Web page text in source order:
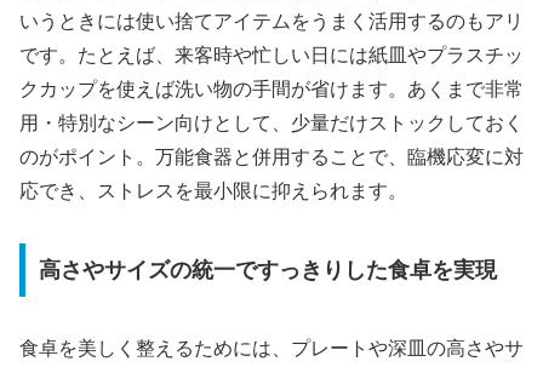
いうときには使い捨てアイテムをうまく活用するのもアリ
です。たとえば、来客時や忙しい日には紙皿やプラスチッ
クカップを使えば洗い物の手間が省けます。あくまで非常
用・特別なシーン向けとして、少量だけストックしておく
のがポイント。万能食器と併用することで、臨機応変に対
応でき、ストレスを最小限に抑えられます。
高さやサイズの統一ですっきりした食卓を実現
食卓を美しく整えるためには、プレートや深皿の高さやサ